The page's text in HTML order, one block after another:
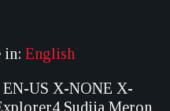
in: English
EN-US X-NONE X-
Sudija Meron